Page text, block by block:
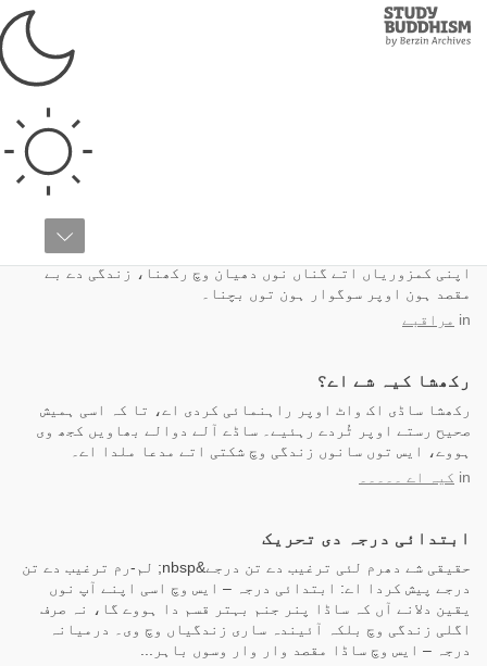
Study
Buddhism
اپنی کمزوریاں اتے گناں نوں دھیان وچ رکھنا، زندگی دے بے
مقصد ہون اوپر سوگوار ہون توں بچنا۔
in مراقبے
رکھشا کیہ شے اے؟
رکھشا ساڈی اک واٹ اوپر راہنمائی کردی اے، تا کہ اسی ہمیش
صحیح رستے اوپر ٹُردے رہئیے۔ ساڈے آلے دوالے بھاویں کجھ وی
ہووے، ایس توں سانوں زندگی وچ شکتی اتے مدعا ملدا اے۔
in کیہ اے ۔۔۔۔۔
ابتدائی درجہ دی تحریک
حقیقی شے دھرم لئی ترغیب دے تن درجے&nbsp; لم-رم ترغیب دے تن
درجے پیش کردا اے: ابتدائی درجہ – ایس وچ اسی اپنے آپ نوں
یقین دلانے آں کہ ساڈا پنر جنم بہتر قسم دا ہووے گا، نہ صرف
اگلی زندگی وچ بلکہ آئیندہ ساری زندگیاں وچ وی۔ درمیانہ
درجہ – ایس وچ ساڈا مقصد وار وار وسوں باہر...